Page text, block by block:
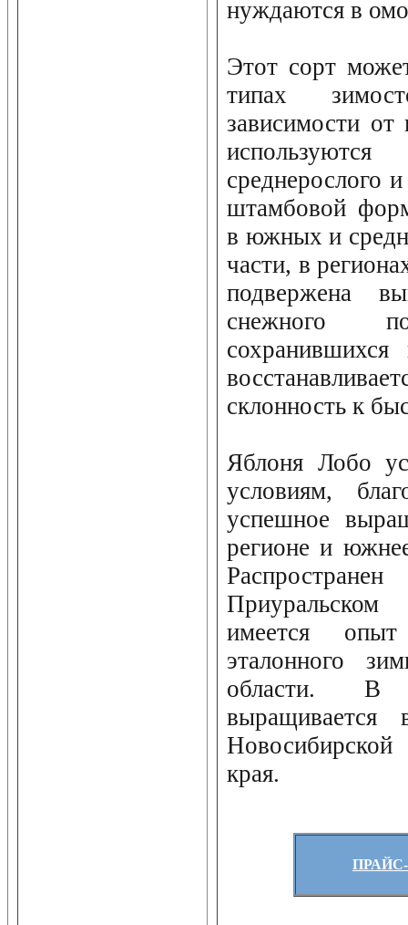
нуждаются в
Этот сорт
типах
зависимости от
среднерослого
штамбовой
в южных и
части, в
подвержена
снежного
склонность к
Яблоня Лобо
условиям,
успешное
регионе и
имеется
эталонного
области. В
выращивается
края.